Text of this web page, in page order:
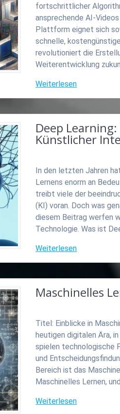
fortschrittlicher
ansprechende AI-
Plattform eignet sich
schnelle,
revolutioniert die
Weiterentwicklung
Weiterlesen
Deep
Künstlicher
In den letzten Jahren
Lernens enorm an
treibt viele der
(KI) voran. Doch was
diesem Beitrag werfen
Technologie. Was ist
Weiterlesen
Maschinelles
Titel: Einblicke in
heutigen digitalen Ära,
spielen technologische
und
Bereich ist das
Maschinelles Lernen,
Weiterlesen